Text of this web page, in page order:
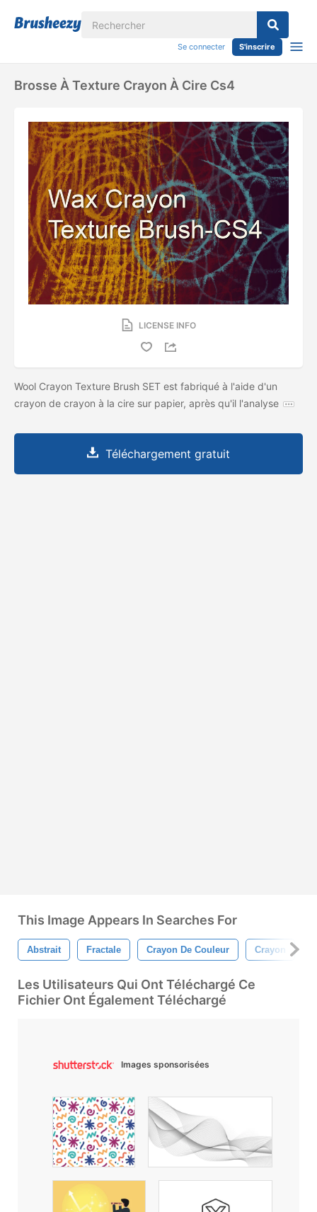
Se connecter S'inscrire
Brosse À Texture Crayon À Cire Cs4
LICENSE INFO
Wool Crayon Texture Brush SET est fabriqué à l'aide d'un
crayon de crayon à la cire sur papier, après qu'il l'analyse
Téléchargement gratuit
This Image Appears In Searches For
Abstrait Fractale Crayon De Couleur Crayon
Les Utilisateurs Qui Ont Téléchargé Ce
Fichier Ont Également Téléchargé
Images sponsorisées